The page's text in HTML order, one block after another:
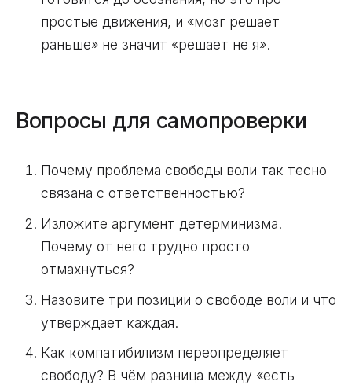
простые движения, и «мозг решает
раньше» не значит «решает не я».
Вопросы для самопроверки
Почему проблема свободы воли так тесно
связана с ответственностью?
Изложите аргумент детерминизма.
Почему от него трудно просто
отмахнуться?
Назовите три позиции о свободе воли и что
утверждает каждая.
Как компатибилизм переопределяет
свободу? В чём разница между «есть